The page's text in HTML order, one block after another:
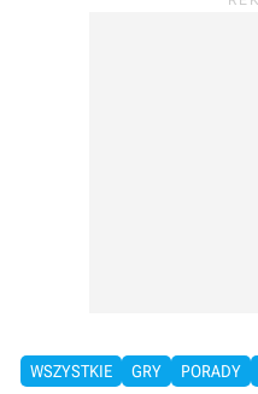
WSZYSTKIE GRY PORADY